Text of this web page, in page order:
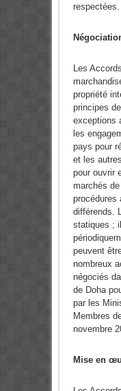
respectées.
Les
propriété
principes
exceptions
les
pays pour
et les
pour ouvrir
marchés
procédures
différends.
statiques ;
peuvent
nombreux
négociés
de Doha
par les
Membres
novembre
Mise en